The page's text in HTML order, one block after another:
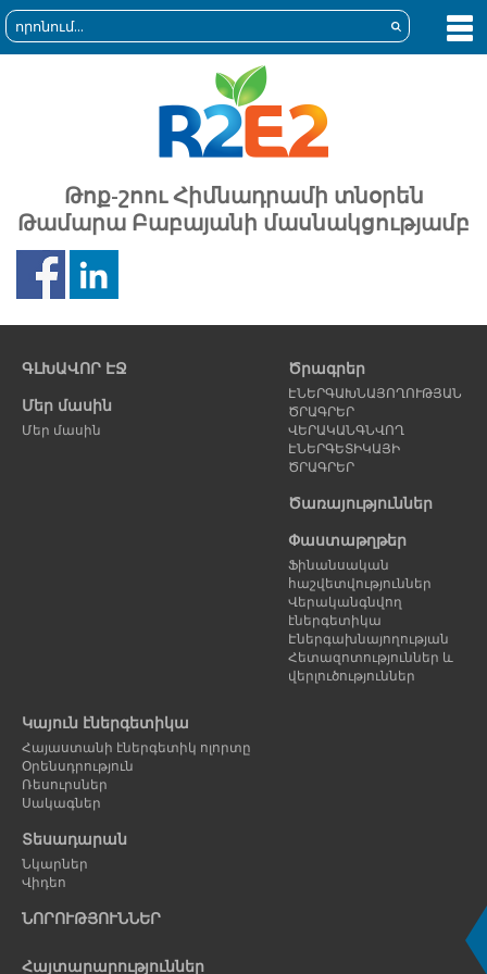
Թոք-շոու Հիմնադրամի տնօրեն
Թամարա Բաբայանի մասնակցությամբ
էջ
ԳԼԽԱՎՈՐ ԷՋ
Մեր մասին
Մեր մասին
Ծրագրեր
ԷՆԵՐԳԱԽՆԱՅՈՂՈՒԹՅԱՆ
ԾՐԱԳՐԵՐ
ՎԵՐԱԿԱՆԳՆՎՈՂ
ԷՆԵՐԳԵՏԻԿԱՅԻ
ԾՐԱԳՐԵՐ
Ծառայություններ
Փաստաթղթեր
Ֆինանսական
հաշվետվություններ
Վերականգնվող
էներգետիկա
Էներգախնայողության
Հետազոտություններ և
վերլուծություններ
Կայուն էներգետիկա
Հայաստանի էներգետիկ ոլորտը
Օրենսդրություն
Ռեսուրսներ
Սակագներ
Տեսադարան
Նկարներ
Վիդեո
ՆՈՐՈՒԹՅՈՒՆՆԵՐ
Հայտարարություններ